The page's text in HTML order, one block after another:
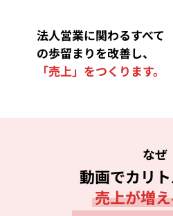
法人営業に関わるすべて
の歩留まりを改善し、
「売上」をつくります。
なぜ
動画でカリ
売上が増